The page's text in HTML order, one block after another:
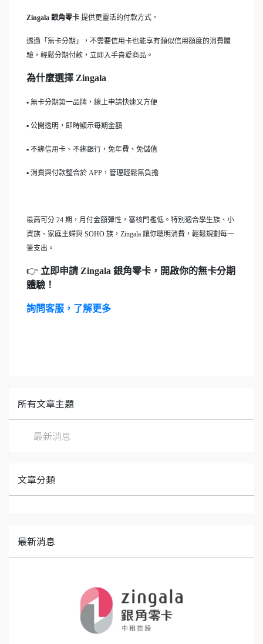
Zingala 銀角零卡 提供更靈活的付款方式。
透過「無卡分期」，不需要信用卡也能享有類似信用額度的消費體
驗，輕鬆分期付款，立即入手喜愛商品。
為什麼選擇 Zingala
▪ 無卡分期第一品牌，線上申請快速又方便
▪ 公開透明，即時顯示每期金額
▪ 不綁信用卡、不綁銀行，免年費、免儲值
▪ 消費與付款整合於 APP，管理輕鬆無負擔
最高可分 24 期，月付金額彈性，審核門檻低。特別適合學生族、小
資族、家庭主婦與 SOHO 族，Zingala 讓你聰明消費，輕鬆規劃每一
筆支出。
👉 立即申請 Zingala 銀角零卡，開啟你的無卡分期
體驗！
詢問客服，了解更多
所有文章主題
最新消息
文章分類
最新消息